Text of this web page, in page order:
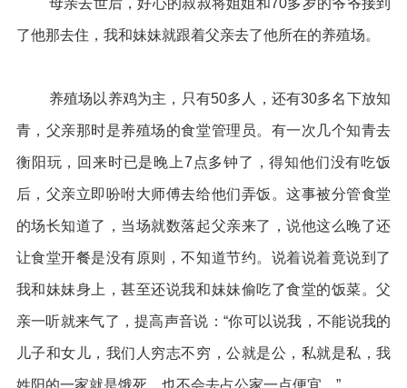
母亲去世后，好心的叔叔将姐姐和70多岁的爷爷接到
了他那去住，我和妹妹就跟着父亲去了他所在的养殖场。
养殖场以养鸡为主，只有50多人，还有30多名下放知
青，父亲那时是养殖场的食堂管理员。有一次几个知青去
衡阳玩，回来时已是晚上7点多钟了，得知他们没有吃饭
后，父亲立即吩咐大师傅去给他们弄饭。这事被分管食堂
的场长知道了，当场就数落起父亲来了，说他这么晚了还
让食堂开餐是没有原则，不知道节约。说着说着竟说到了
我和妹妹身上，甚至还说我和妹妹偷吃了食堂的饭菜。父
亲一听就来气了，提高声音说：“你可以说我，不能说我的
儿子和女儿，我们人穷志不穷，公就是公，私就是私，我